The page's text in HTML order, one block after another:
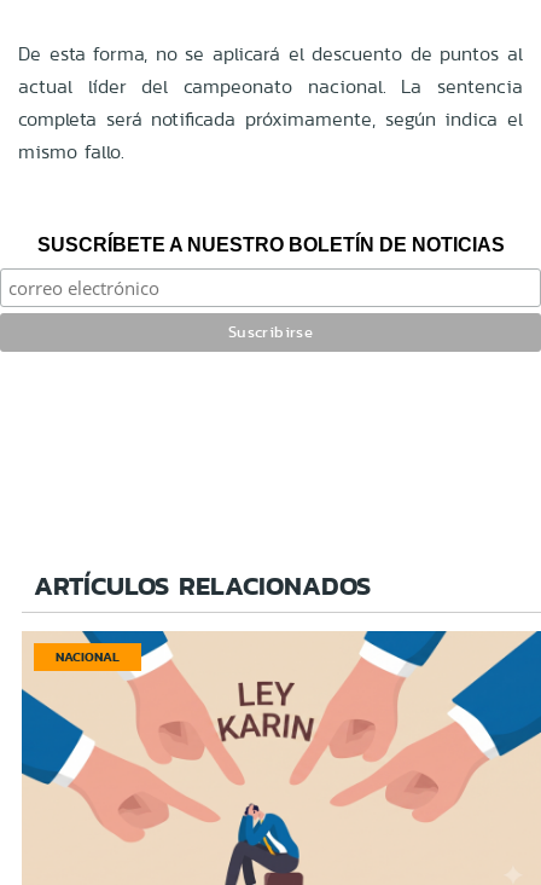
De esta forma, no se aplicará el descuento de puntos al
actual líder del campeonato nacional. La sentencia
completa será notificada próximamente, según indica el
mismo fallo.
SUSCRÍBETE A NUESTRO BOLETÍN DE NOTICIAS
ARTÍCULOS RELACIONADOS
NACIONAL